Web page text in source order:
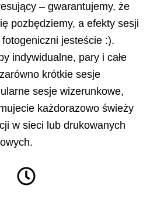
– gwarantujemy, że
pozbędziemy, a efekty sesji
jesteście :).
indywidualne, pary i całe
krótkie sesje
sesje wizerunkowe,
każdorazowo świeży
w sieci lub drukowanych